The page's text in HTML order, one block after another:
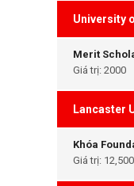
University
Merit
Giá trị: 2000
Lancaster
Khóa
Giá trị: